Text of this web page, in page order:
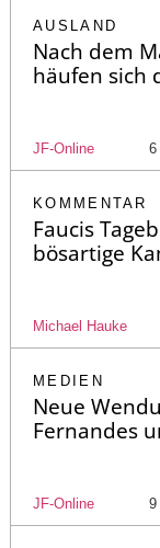
AUSLAND
Nach dem
häufen sich
JF-Online 6
KOMMENTAR
Faucis
bösartige
Michael Hauke
MEDIEN
Neue
Fernandes
JF-Online 9